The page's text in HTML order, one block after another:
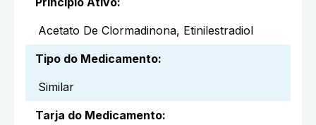
Acetato De Clormadinona, Etinilestradiol
Tipo do Medicamento:
Similar
Tarja do Medicamento: